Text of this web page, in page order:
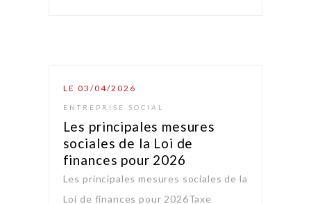
LE 03/04/2026
ENTREPRISE SOCIAL
Les principales mesures
sociales de la Loi de
finances pour 2026
Les principales mesures sociales de la
Loi de finances pour 2026Taxe